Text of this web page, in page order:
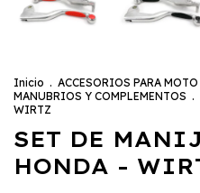
Inicio . ACCESORIOS PARA MOTO
MANUBRIOS Y COMPLEMENTOS .
WIRTZ
SET DE
HONDA -